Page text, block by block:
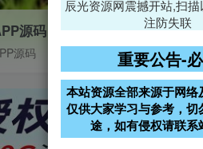
源码
源码
辰光资源网震撼开站,扫
注防失联
重要公告-
本站资源全部来源于网络
仅供大家学习与参考，切
途，如有侵权请联系